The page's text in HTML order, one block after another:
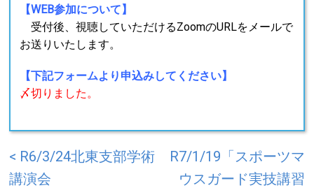
【WEB参加について】
受付後、視聴していただけるZoomのURLをメールで
お送りいたします。
【下記フォームより申込みしてください】
〆切りました。
R7/1/19「スポーツマ
ウスガード実技講習
< R6/3/24北東支部学術
講演会